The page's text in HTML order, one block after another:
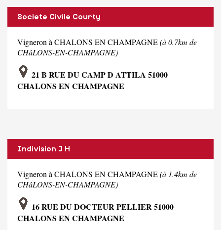
Societe Civile Courty
Vigneron à CHALONS EN CHAMPAGNE(à 0.7km de
CHâLONS-EN-CHAMPAGNE)
21 B RUE DU CAMP D ATTILA 51000
CHALONS EN CHAMPAGNE
Indivision J H
Vigneron à CHALONS EN CHAMPAGNE(à 1.4km de
CHâLONS-EN-CHAMPAGNE)
16 RUE DU DOCTEUR PELLIER 51000
CHALONS EN CHAMPAGNE